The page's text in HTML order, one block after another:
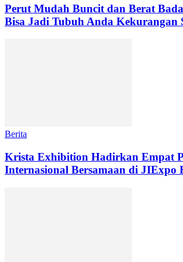
Perut Mudah Buncit dan Berat
Bisa Jadi Tubuh Anda Kekurangan
Berita
Krista Exhibition Hadirkan Empat
Internasional Bersamaan di JIExpo